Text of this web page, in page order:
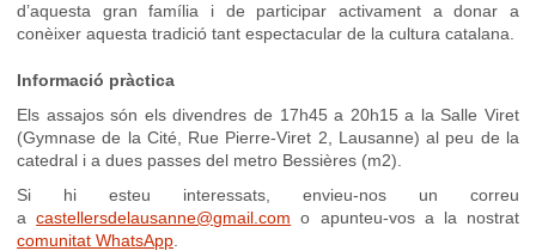
d’aquesta gran família i de participar activament a donar a
conèixer aquesta tradició tant espectacular de la cultura catalana.
Informació pràctica
Els assajos són els divendres de 17h45 a 20h15 a la Salle Viret
(Gymnase de la Cité, Rue Pierre-Viret 2, Lausanne) al peu de la
catedral i a dues passes del metro Bessières (m2).
Si hi esteu interessats, envieu-nos un correu
acastellersdelausanne@gmail.com o apunteu-vos a la nostrat
comunitat WhatsApp